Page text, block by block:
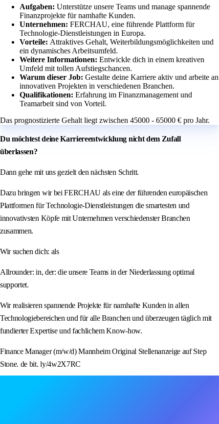
Aufgaben: Unterstütze unsere Teams und manage spannende
Finanzprojekte für namhafte Kunden.
Unternehmen: FERCHAU, eine führende Plattform für
Technologie-Dienstleistungen in Europa.
Vorteile: Attraktives Gehalt, Weiterbildungsmöglichkeiten und
ein dynamisches Arbeitsumfeld.
Weitere Informationen: Entwickle dich in einem kreativen
Umfeld mit tollen Aufstiegschancen.
Warum dieser Job: Gestalte deine Karriere aktiv und arbeite an
innovativen Projekten in verschiedenen Branchen.
Qualifikationen: Erfahrung im Finanzmanagement und
Teamarbeit sind von Vorteil.
Das prognostizierte Gehalt liegt zwischen 45000 - 65000 € pro Jahr.
Du möchtest deine Karriereentwicklung nicht dem Zufall
überlassen?
Dann gehe mit uns gezielt den nächsten Schritt.
Dazu bringen wir bei FERCHAU als eine der führenden europäischen
Plattformen für Technologie-Dienstleistungen die smartesten und
innovativsten Köpfe mit Unternehmen verschiedenster Branchen
zusammen.
Wir suchen dich: als
Allrounder: in, der: die unsere Teams in der Niederlassung optimal
supportet.
Wir realisieren spannende Projekte für namhafte Kunden in allen
Technologiebereichen und für alle Branchen und überzeugen täglich mit
fundierter Expertise und fachlichem Know-how.
Finance Manager (m/w/d) Mannheim Original Stellenanzeige auf Step
Stone. de bit. ly/4w2X7RC